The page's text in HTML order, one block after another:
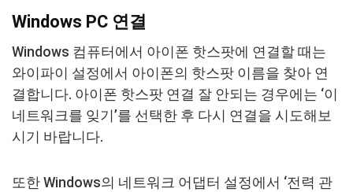
Windows PC 연결
Windows 컴퓨터에서 아이폰 핫스팟에 연결할 때는
와이파이 설정에서 아이폰의 핫스팟 이름을 찾아 연
결합니다. 아이폰 핫스팟 연결 잘 안되는 경우에는 ‘이
네트워크를 잊기’를 선택한 후 다시 연결을 시도해보
시기 바랍니다.
또한 Windows의 네트워크 어댑터 설정에서 ‘전력 관